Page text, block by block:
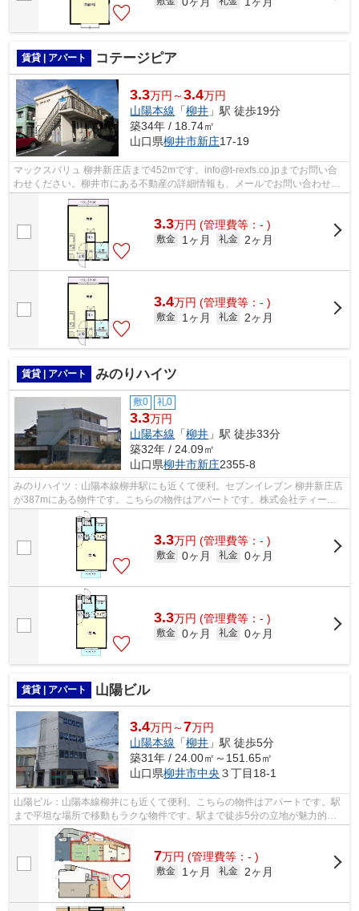
賃貸 | アパート コテージピア
3.3万円～3.4万円
山陽本線 「柳井 」駅 徒歩19分
築34年 / 18.74㎡
山口県柳井市新庄17-19
マックスバリュ 柳井新庄店まで452mです。info@t-rexfs.co.jpまでお問い合
わせください。柳井市にある不動産の詳細情報も、メールでお問い合わせい
ただけます。ご希望条件の記載をして...
3.3万円 (管理費等：- )
敷金 1ヶ月 礼金 2ヶ月
3.4万円 (管理費等：- )
敷金 1ヶ月 礼金 2ヶ月
賃貸 | アパート みのりハイツ
敷0 礼0
3.3万円
山陽本線 「柳井 」駅 徒歩33分
築32年 / 24.09㎡
山口県柳井市新庄2355-8
みのりハイツ：山陽本線柳井駅にも近くて便利。セブンイレブン 柳井新庄店
が387mにある物件です。こちらの物件はアパートです。株式会社ティーレ
ックスでは、お客様が安心して快適に過...
3.3万円 (管理費等：- )
敷金 0ヶ月 礼金 0ヶ月
3.3万円 (管理費等：- )
敷金 0ヶ月 礼金 0ヶ月
賃貸 | アパート 山陽ビル
3.4万円～7万円
山陽本線 「柳井 」駅 徒歩5分
築31年 / 24.00㎡～151.65㎡
山口県柳井市中央 ３丁目18-1
山陽ビル：山陽本線柳井にも近くて便利。こちらの物件はアパートです。駅
まで平坦な場所で移動もラクな物件です。駅まで徒歩5分の立地が魅力的
な、利便性の高い物件です。丁寧かつ迅速...
7万円 (管理費等：- )
敷金 1ヶ月 礼金 2ヶ月